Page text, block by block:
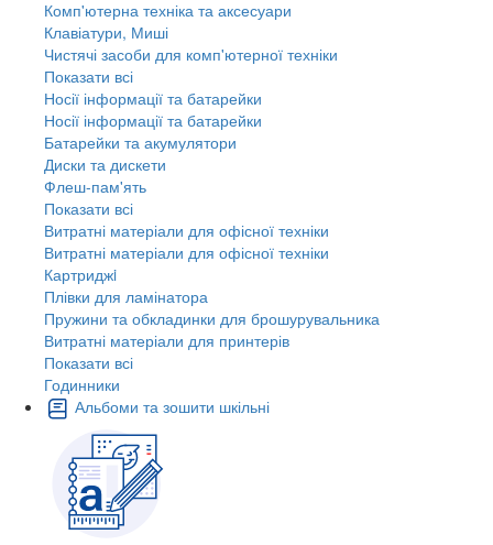
Комп'ютерна техніка та аксесуари
Клавіатури, Миші
Чистячі засоби для комп'ютерної техніки
Показати всі
Носії інформації та батарейки
Носії інформації та батарейки
Батарейки та акумулятори
Диски та дискети
Флеш-пам'ять
Показати всі
Витратні матеріали для офісної техніки
Витратні матеріали для офісної техніки
Картриджi
Плівки для ламінатора
Пружини та обкладинки для брошурувальника
Витратні матеріали для принтерів
Показати всі
Годинники
Альбоми та зошити шкільні